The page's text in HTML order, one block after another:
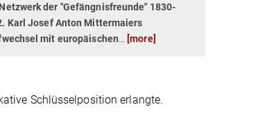
der "Gefängnisfreunde" 1830-
Karl Josef Anton Mittermaiers
mit europäischen… [more]
Schlüsselposition erlangte.